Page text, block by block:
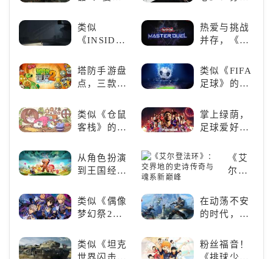
“刚”？
游戏盛宴与
瑕疵
类似
《INSIDE》
戏！快动起
你的小脑筋
热爱与挑战
并存，《游
决斗》，牌
佬都爱玩的
塔防手游盘
点，三款不
防佳作
类似《FIFA
足球》的足
荐！快来赢
得世界冠军
吧！
类似《仓鼠
客栈》的萌
荐！快来养
赛博宠物
掌上绿荫，
足球爱好者
况足球》
从角色扮演
到王国经
游为何能俘
获玩家心？
《艾
尔登
环》：
传奇
类似《偶像
梦幻祭2》
游推荐：完
美还原偶像
在动荡不安
的时代，踏
类似《坦克
粉丝福音！